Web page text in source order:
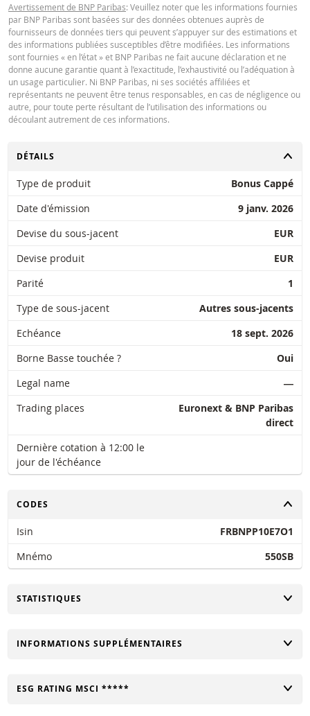
fins d’information uniquement. L'information sur les prix ne constitue pas
invitation ou une offre d'achat ou de vente de titres ou d'autres instruments
financiers. Les informations sont exclusivement destinées à être utilisées
destinataires prévus. Il est interdit de reproduire, distribuer ou copier ces
informations, en tout ou en partie, à quelque fin que ce soit sans
expresse et préalable de BNP Paribas. De plus amples informations sont
disponibles sur demande auprès de BNP Paribas.
Avertissement de BNP Paribas: Veuillez noter que les informations fournies
par BNP Paribas sont basées sur des données obtenues auprès de
fournisseurs de données tiers qui peuvent s’appuyer sur des estimations et
des informations publiées susceptibles d’être modifiées. Les informations
sont fournies « en l’état » et BNP Paribas ne fait aucune déclaration et ne
donne aucune garantie quant à l’exactitude, l’exhaustivité ou l’adéquation à
un usage particulier. Ni BNP Paribas, ni ses sociétés affiliées et
représentants ne peuvent être tenus responsables, en cas de négligence ou
autre, pour toute perte résultant de l’utilisation des informations ou
découlant autrement de ces informations.
CHANGER
DÉTAILS
Type de produit
Bonus Cappé
Date d'émission
9 janv. 2026
Devise du sous-jacent
EUR
Devise produit
EUR
Parité
1
Type de sous-jacent
Autres sous-jacents
Echéance
18 sept. 2026
Borne Basse touchée ?
Oui
Legal name
―
Trading places
Euronext & BNP Paribas
direct
Dernière cotation à 12:00 le
jour de l'échéance
CHANGER
CODES
Isin
FRBNPP10E7O1
Mnémo
550SB
CHANGER
STATISTIQUES
CHANGER
INFORMATIONS SUPPLÉMENTAIRES
CHANGER
ESG RATING MSCI *****